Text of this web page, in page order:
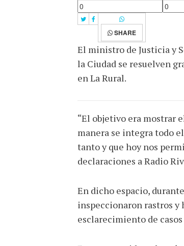
SHARE
El ministro de Justicia y
la Ciudad se resuelven
en La Rural.
“El objetivo era mostrar
manera se integra todo
tanto y que hoy nos
declaraciones a Radio
En dicho espacio,
inspeccionaron rastros y
esclarecimiento de